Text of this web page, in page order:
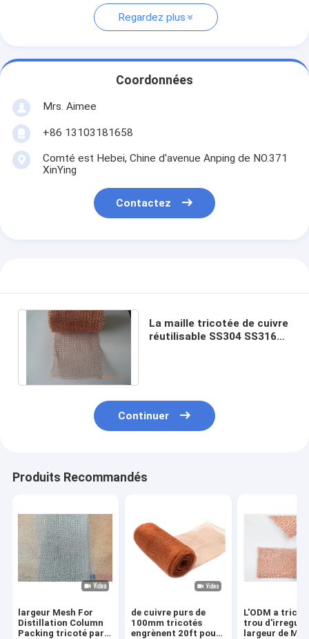
Regardez plus
Coordonnées
Mrs. Aimee
+86 13103181658
Comté est Hebei, Chine d'avenue Anping de NO.371
XinYing
Contactez
La maille tricotée de cuivre
réutilisable SS304 SS316
Continuer
Produits Recommandés
largeur Mesh For
Distillation Column
Packing tricoté par
de cuivre purs de
100mm tricotés
engrènent 20ft pour
L'ODM a
trou d'irregula
largeur de